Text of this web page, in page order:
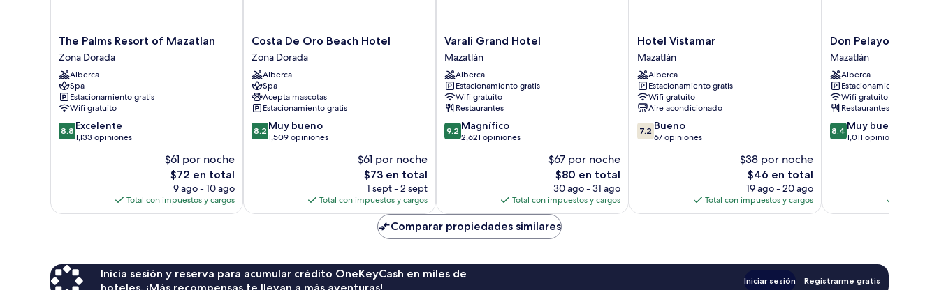
The
Palms
Resort
of
Mazatlan
Zona
Dorada
The Palms Resort of Mazatlan
Zona Dorada
Alberca
Spa
Estacionamiento gratis
Wifi gratuito
8.8
de
8.8 Excelente
1,133 opiniones
$61 por noche
El
precio
actual
es
$72 en total
9 ago - 10 ago
Total con impuestos y cargos
Costa
De
Oro
Beach
Hotel
Zona
Dorada
Costa De Oro Beach Hotel
Zona Dorada
Alberca
Spa
Acepta mascotas
Estacionamiento gratis
8.2
de
8.2 Muy bueno
1,509 opiniones
$61 por noche
El
precio
actual
es
$73
$73 en total
1 sept - 2 sept
Total con impuestos y cargos
Varali
Grand
Hotel
Mazatlán
Varali Grand Hotel
Mazatlán
Alberca
Estacionamiento gratis
Wifi gratuito
Restaurantes
9.2
de
9.2 Magnífico
2,621 opiniones
$67 por noche
El
precio
actual
es
de
$80
$80 en total
30 ago - 31 ago
Total con impuestos y cargos
Hotel
Vistamar
Mazatlán
Hotel Vistamar
Mazatlán
Alberca
Estacionamiento gratis
Wifi gratuito
Aire acondicionado
7.2
de
7.2 Bueno
67 opiniones
$38 por noche
El
precio
actual
es
$46 en total
19 ago - 20 ago
Total con impuestos y cargos
Don
Pelayo
Pacific
Beach
Mazatlán
Don Pelayo Pacific
Mazatlán
Alberca
Estacionamiento gratis
Wifi gratuito
Restaurantes
8.4
de
8.4 Muy bueno
1,011 opiniones
Comparar propiedades similares
Inicia sesión y reserva para acumular crédito OneKeyCash en miles de
hoteles. ¡Más recompensas te llevan a más aventuras!
Iniciar sesión Registrarme gratis